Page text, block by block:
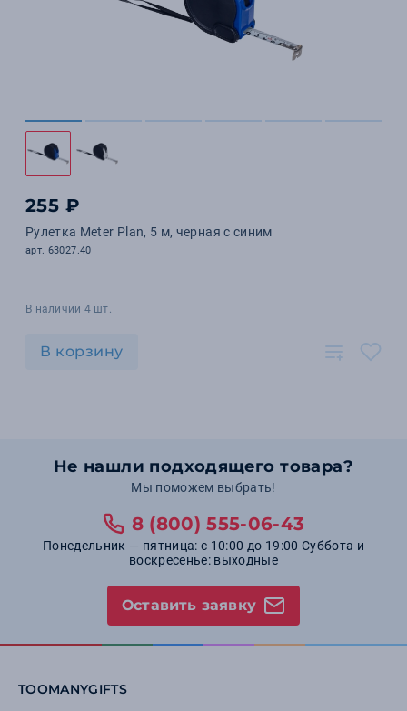
255 ₽
Рулетка Meter Plan, 5 м, черная с синим
арт. 63027.40
В наличии 4 шт.
В корзину
Не нашли подходящего товара?
Мы поможем выбрать!
8 (800) 555-06-43
Понедельник — пятница: с 10:00 до 19:00 Суббота и
воскресенье: выходные
Оставить заявку
TOOMANYGIFTS